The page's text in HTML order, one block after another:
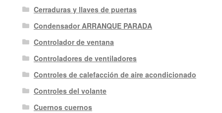
Cerraduras y llaves de puertas
Condensador ARRANQUE PARADA
Controlador de ventana
Controladores de ventiladores
Controles de calefacción de aire acondicionado
Controles del volante
Cuernos cuernos